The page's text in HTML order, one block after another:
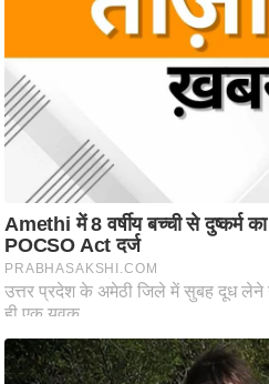
न
शि
प
ज
नी
ति
वि
श्ले
ष
ण